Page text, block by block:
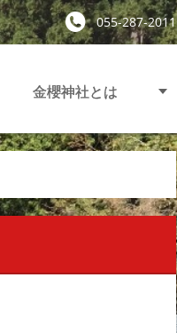
055-287-2011
金櫻神社とは